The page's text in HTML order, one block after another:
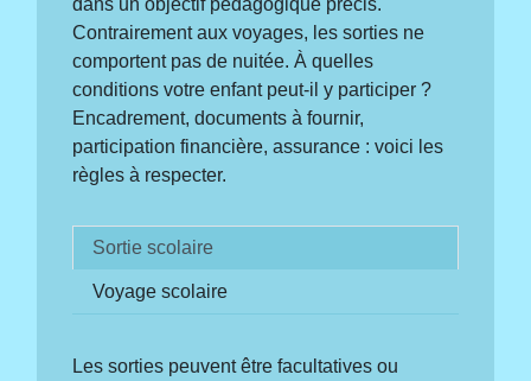
Contrairement aux voyages, les sorties ne
comportent pas de nuitée. À quelles
conditions votre enfant peut-il y participer ?
Encadrement, documents à fournir,
participation financière, assurance : voici les
règles à respecter.
Sortie scolaire
Voyage scolaire
Les sorties peuvent être facultatives ou